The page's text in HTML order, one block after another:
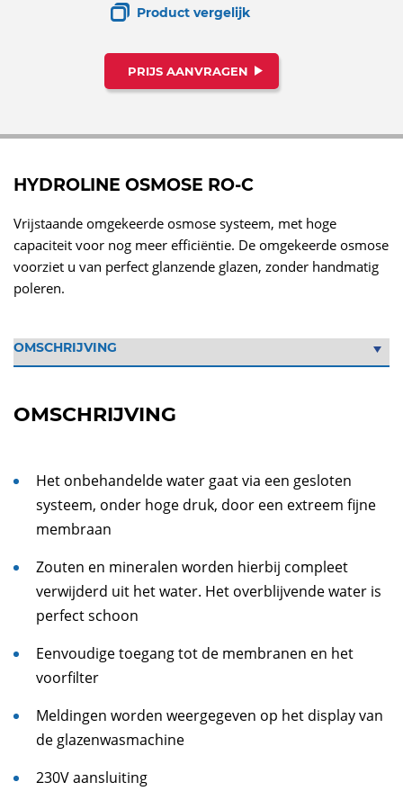
Product vergelijk
PRIJS AANVRAGEN
HYDROLINE OSMOSE RO-C
Vrijstaande omgekeerde osmose systeem, met hoge
capaciteit voor nog meer efficiëntie. De omgekeerde osmose
voorziet u van perfect glanzende glazen, zonder handmatig
poleren.
OMSCHRIJVING
Het onbehandelde water gaat via een gesloten
systeem, onder hoge druk, door een extreem fijne
membraan
Zouten en mineralen worden hierbij compleet
verwijderd uit het water. Het overblijvende water is
perfect schoon
Eenvoudige toegang tot de membranen en het
voorfilter
Meldingen worden weergegeven op het display van
de glazenwasmachine
230V aansluiting